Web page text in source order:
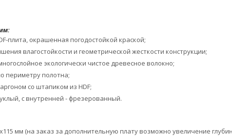
плита, окрашенная погодостойкой краской;
влагостойкости и геометрической жесткости конструкции;
экологически чистое древесное волокно;
периметру полотна;
со штапиком из HDF;
с внутренней - фрезерованный.
мм (на заказ за дополнительную плату возможно увеличение